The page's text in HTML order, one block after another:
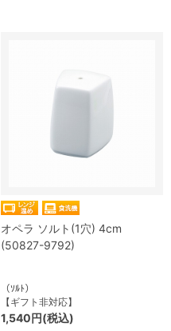
オペラ ソルト(1穴) 4cm
(50827-9792)
（ｿﾙﾄ）
【ギフト非対応】
1,540円(税込)